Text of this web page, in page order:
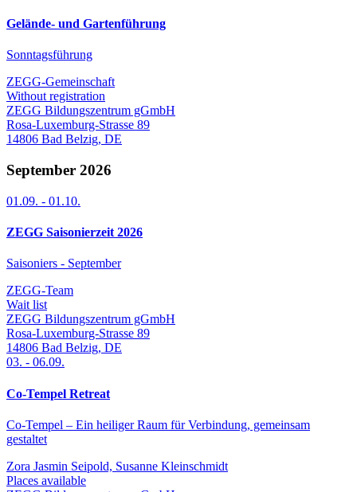
Gelände- und Gartenführung
Sonntagsführung
ZEGG-Gemeinschaft
Without registration
ZEGG Bildungszentrum gGmbH
Rosa-Luxemburg-Strasse 89
14806 Bad Belzig, DE
September 2026
01.09. - 01.10.
ZEGG Saisonierzeit 2026
Saisoniers - September
ZEGG-Team
Wait list
ZEGG Bildungszentrum gGmbH
Rosa-Luxemburg-Strasse 89
14806 Bad Belzig, DE
03. - 06.09.
Co-Tempel Retreat
Co-Tempel – Ein heiliger Raum für Verbindung, gemeinsam
gestaltet
Zora Jasmin Seipold, Susanne Kleinschmidt
Places available